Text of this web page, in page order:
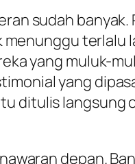
sudah banyak.
terlalu
yang muluk-
yang
ditulis langsung
depan.